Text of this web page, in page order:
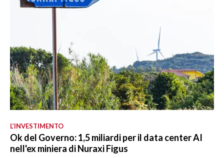
L’INVESTIMENTO
Ok del Governo: 1,5 miliardi per il data center AI
nell'ex miniera di Nuraxi Figus